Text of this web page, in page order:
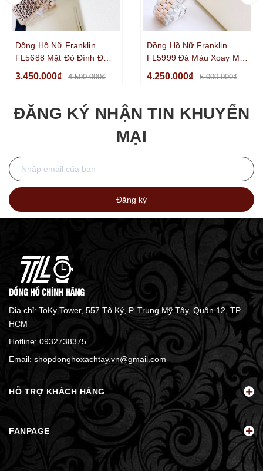
Đồng Hồ Nữ Franklin
FL5688 Mặt Đỏ Đính Đá
Dây Kim Loại Vàng Hồng
Size 29mm
3.450.000₫ 4.500.000₫
Đồng Hồ Nữ Franklin
FL5999 Đá Màu Xoay Mặt
Trắng 33mm Kính
Sapphire Dây Kim Loại
4.250.000₫ 6.000.000₫
ĐĂNG KÝ NHẬN TIN KHUYẾN
MẠI
Đăng ký
Địa chỉ: ToKy Tower, 557 Tô Ký, P. Trung Mỹ Tây, Quận 12, TP
HCM
Hotline: 0932738375
Email: shopdonghoxachtay.vn@gmail.com
HỖ TRỢ KHÁCH HÀNG
FANPAGE